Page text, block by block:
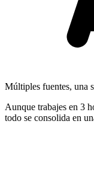
Múltiples fuentes, una
Aunque trabajes en 3
todo se consolida en